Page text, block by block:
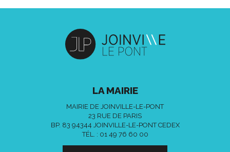
LA MAIRIE
MAIRIE DE JOINVILLE-LE-PONT
23 RUE DE PARIS
BP. 83 94344 JOINVILLE-LE-PONT CEDEX
TÉL. : 01 49 76 60 00